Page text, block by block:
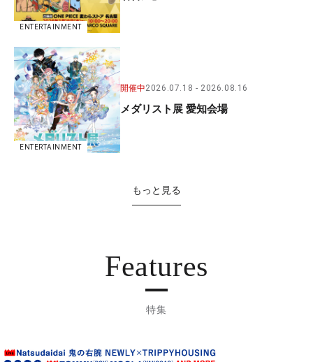
ENTERTAINMENT
ENTERTAINMENT
開催中2026.07.18 2026.08.16
メダリスト展 愛知会場
もっと見る
Features
特集